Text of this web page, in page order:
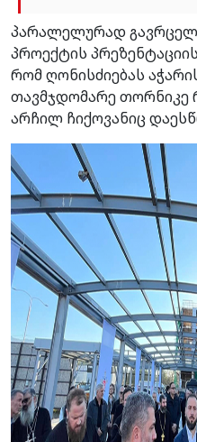
პარალელურად
პროექტის
რომ ღონისძიებას
თავმჯდომარე თორნიკე
არჩილ ჩიქოვანიც